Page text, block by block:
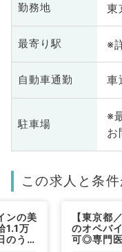
勤務地 東
最寄り駅 ※
自動車通勤 車
駐車場
※
お
この求人と条
ンの美
1.1万
のうち
【東京都
のオペバ
可◎専門